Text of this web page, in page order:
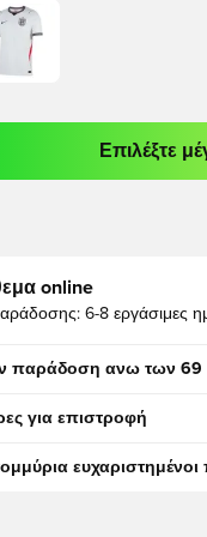
για να συνδεθείτε
Επιλέξτε
online
6-8 εργάσιμες
παράδοση ανω των 69
για επιστροφή